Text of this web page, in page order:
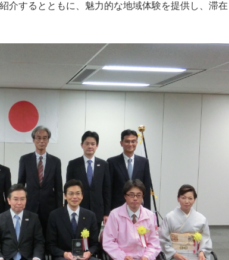
介するとともに、魅力的な地域体験を提供し、滞在